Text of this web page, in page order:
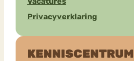
Privacyverklaring
KENNISCENTRUM